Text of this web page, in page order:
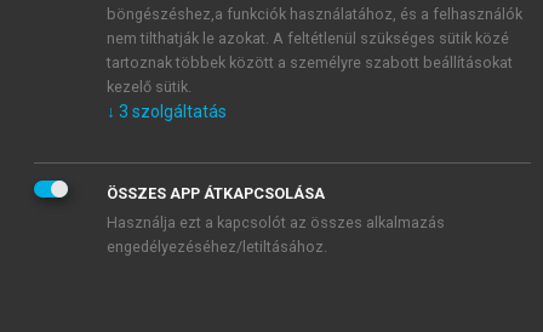
Általános vásárlási feltételeket, valamint a szotar.netés a
mersz.huoldalak licencszerződéseiben foglaltakat
tudomásul veszem és elfogadom.
KIPRÓBÁLOM
böngészéshez,a funkciók használatához, és a felhasználók
nem tilthatják le azokat. A feltétlenül szükséges sütik közé
tartoznak többek között a személyre szabott beállításokat
kezelő sütik.
↓ 3 szolgáltatás
ÖSSZES APP ÁTKAPCSOLÁSA
Használja ezt a kapcsolót az összes alkalmazás
engedélyezéséhez/letiltásához.